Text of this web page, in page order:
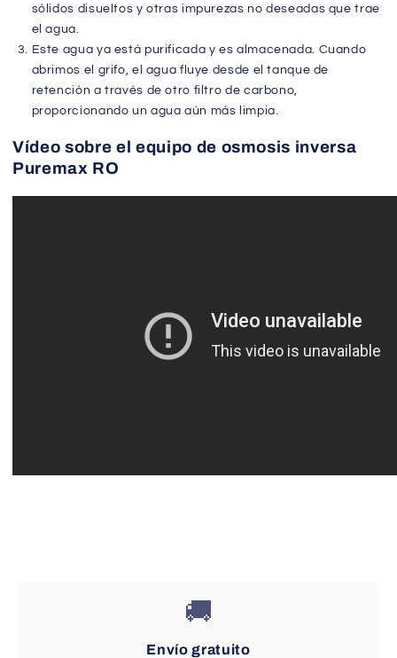
sólidos disueltos y otras impurezas no deseadas que trae
el agua.
Este agua ya está purificada y es almacenada. Cuando
abrimos el grifo, el agua fluye desde el tanque de
retención a través de otro filtro de carbono,
proporcionando un agua aún más limpia.
Vídeo sobre el equipo de osmosis inversa
Puremax RO
🚚
Envío gratuito